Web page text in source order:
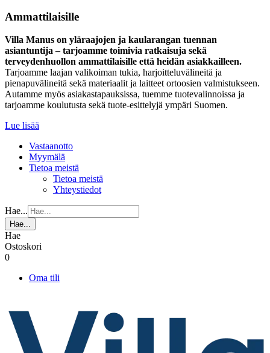
Ammattilaisille
Villa Manus on yläraajojen ja kaularangan tuennan
asiantuntija – tarjoamme toimivia ratkaisuja sekä
terveydenhuollon ammattilaisille että heidän asiakkailleen.
Tarjoamme laajan valikoiman tukia, harjoitteluvälineitä ja
pienapuvälineitä sekä materiaalit ja laitteet ortoosien valmistukseen.
Autamme myös asiakastapauksissa, tuemme tuotevalinnoissa ja
tarjoamme koulutusta sekä tuote-esittelyjä ympäri Suomen.
Lue lisää
Vastaanotto
Myymälä
Tietoa meistä
Tietoa meistä
Yhteystiedot
Hae...
Hae...
Hae
Ostoskori
0
Oma tili